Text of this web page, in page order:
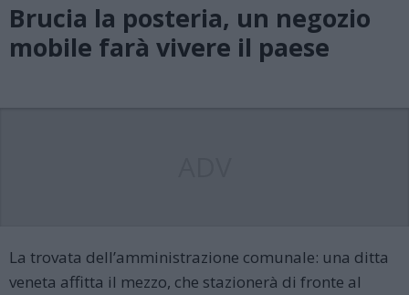
Brucia la posteria, un negozio
mobile farà vivere il paese
La trovata dell’amministrazione comunale: una ditta
veneta affitta il mezzo, che stazionerà di fronte al